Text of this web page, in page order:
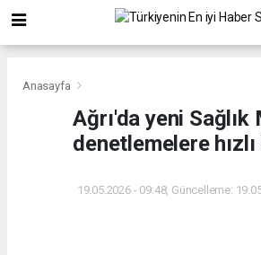
Anasayfa
Ağrı'da yeni Sağlık
denetlemelere hızlı
19.05.2026 - 09:48, Güncelleme: